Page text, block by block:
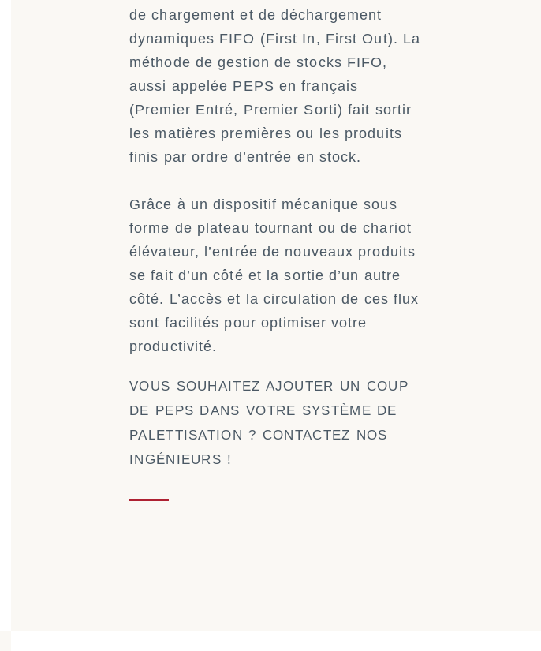
de chargement et de déchargement
dynamiques FIFO (First In, First Out). La
méthode de gestion de stocks FIFO,
aussi appelée PEPS en français
(Premier Entré, Premier Sorti) fait sortir
les matières premières ou les produits
finis par ordre d’entrée en stock.
Grâce à un dispositif mécanique sous
forme de plateau tournant ou de chariot
élévateur, l’entrée de nouveaux produits
se fait d’un côté et la sortie d’un autre
côté. L’accès et la circulation de ces flux
sont facilités pour optimiser votre
productivité.
VOUS SOUHAITEZ AJOUTER UN COUP
DE PEPS DANS VOTRE SYSTÈME DE
PALETTISATION ? CONTACTEZ NOS
INGÉNIEURS !